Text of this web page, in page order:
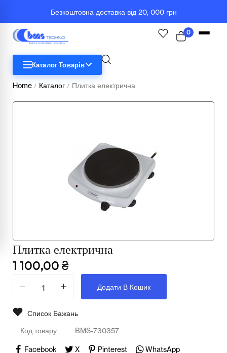
Безкоштовна доставка від 20, 000 грн
0
Каталог Товарів
Комп'ютерна техніка
Меблі
Освіта
Фізика
Home / Каталог / Плитка електрична
Плитка електрична
1 100,00 ₴
Додати В Кошик
Список Бажань
Код товару BMS-730357
Facebook X Pinterest WhatsApp